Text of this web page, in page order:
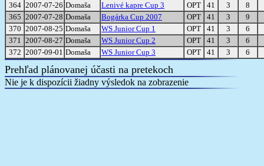
364 2007-07-26 Domaša Lenivé kapre Cup 3 OPT 41 3
8
365 2007-07-28 Domaša Bogárka Cup 2007 OPT 41 3
9
370 2007-08-25 Domaša WS Junior Cup 1 OPT 41 3
6
371 2007-08-27 Domaša WS Junior Cup 2 OPT 41 3
6
372 2007-09-01 Domaša WS Junior Cup 3 OPT 41 3 6
Prehľad plánovanej účasti na pretekoch
Nie je k dispozícii žiadny výsledok na zobrazenie